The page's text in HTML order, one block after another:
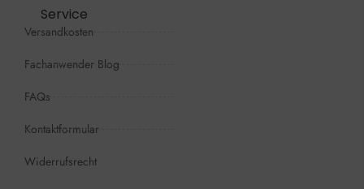
Service
Versandkosten
Fachanwender Blog
FAQs
Kontaktformular
Widerrufsrecht